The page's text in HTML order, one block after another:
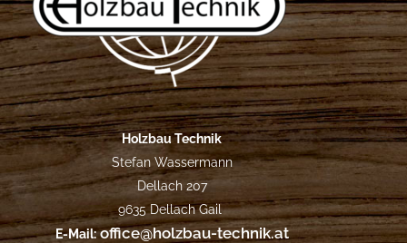
Holzbau Technik
Stefan Wassermann
Dellach 207
9635 Dellach Gail
E-Mail:office@holzbau-technik.at